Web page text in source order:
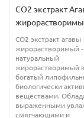
CO2 экстракт
CO2 экстракт агавы
жирорастворимый -
натуральный
жирорастворимый
богатый
биологически
веществами.
выраженными
смягчающими и